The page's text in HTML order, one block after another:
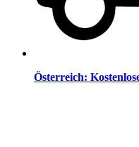
Österreich: